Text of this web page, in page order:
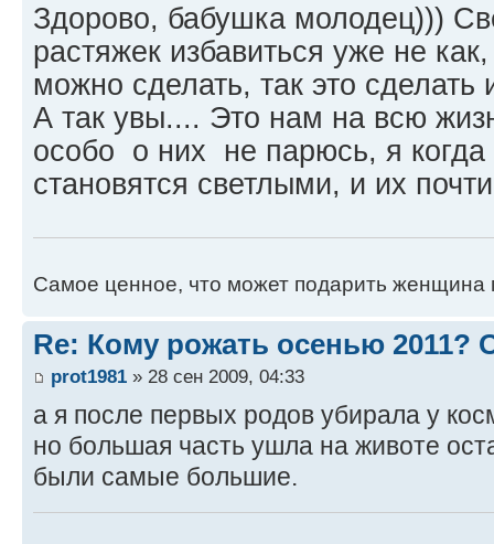
Здорово, бабушка молодец)))
растяжек избавиться уже не
можно сделать, так это
А так увы.... Это нам на всю
особо о них не парюсь, я
становятся светлыми, и их
Самое ценное, что может подарить женщина
Re: Кому рожать осенью 2011?
prot1981 » 28 сен 2009, 04:33
а я после первых родов убирала у
но большая часть ушла на животе
были самые большие.